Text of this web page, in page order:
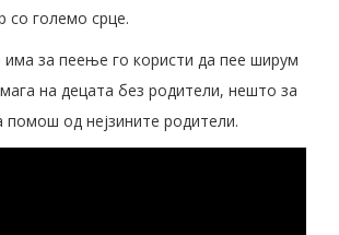
со големо срце.
има за пеење го користи да пее ширум
на децата без родители, нешто за
од нејзините родители.